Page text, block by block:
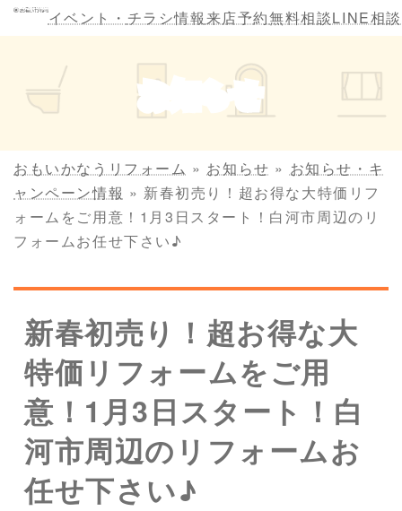
コ
ン
ッ
プ
ナ
ビ
移
動
イベント・ チラシ情報来店予約無料相談LINE相談
お知らせ
おもいかなうリフォーム » お知らせ » お知らせ・キ
ャンペーン情報 » 新春初売り！超お得な大特価リフ
ォームをご用意！1月3日スタート！白河市周辺のリ
フォームお任せ下さい♪
新春初売り！超お得な大
特価リフォームをご用
意！1月3日スタート！白
河市周辺のリフォームお
任せ下さい♪